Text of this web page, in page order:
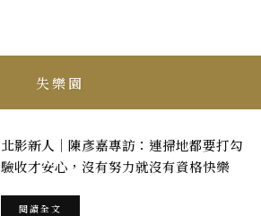
失樂園
北影新人｜陳彥嘉專訪：連掃地都要打勾
驗收才安心，沒有努力就沒有資格快樂
閱讀全文